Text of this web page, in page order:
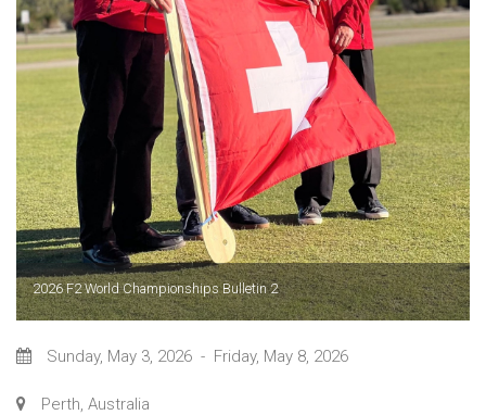
2026 F2 World Championships Bulletin 2
Sunday, May 3, 2026 - Friday, May 8, 2026
Perth, Australia